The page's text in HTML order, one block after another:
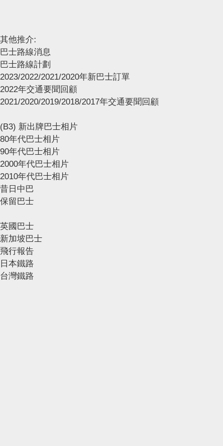
其他推介:
巴士路線消息
巴士路線計劃
2023/2022/2021/2020年新巴士訂單
2022年交通要聞回顧
2021/2020/2019/2018/2017年交通要聞回顧
(B3) 新出牌巴士相片
80年代巴士相片
90年代巴士相片
2000年代巴士相片
2010年代巴士相片
昔日中巴
保留巴士
英國巴士
新加坡巴士
飛行報告
日本鐵路
台灣鐵路